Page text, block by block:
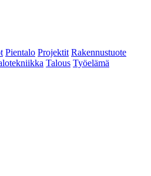
Pientalo Projektit Rakennustuote
Talous Työelämä